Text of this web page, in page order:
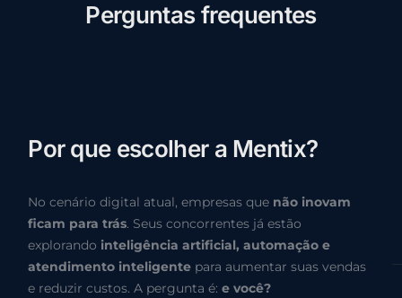
Perguntas frequentes
Por que escolher a Mentix?
No cenário digital atual, empresas que não inovam
ficam para trás. Seus concorrentes já estão
explorando inteligência artificial, automação e
atendimento inteligente para aumentar suas vendas
e reduzir custos. A pergunta é:e você?